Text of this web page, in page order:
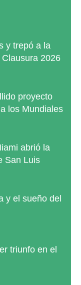
y trepó a la
2026
proyecto
los Mundiales
abrió la
San Luis
y el sueño del
triunfo en el